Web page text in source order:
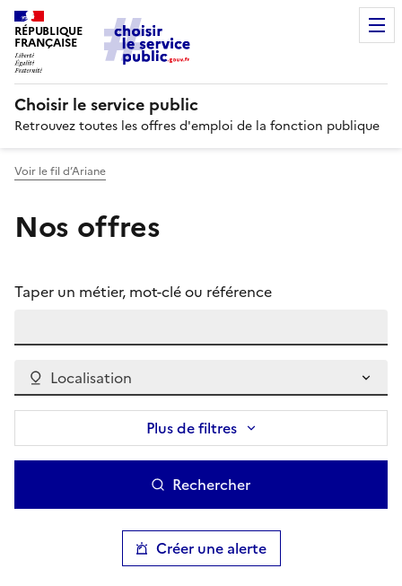
RÉPUBLIQUE
FRANÇAISE
Choisir le service public
Retrouvez toutes les offres d'emploi de la fonction publique
Voir le fil d’Ariane
Nos offres
Taper un métier, mot-clé ou référence
Localisation
Plus de filtres
Rechercher
Créer une alerte